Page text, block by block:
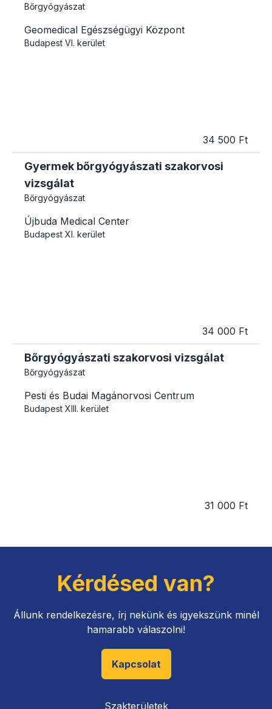
Bőrgyógyászat
Geomedical Egészségügyi Központ
Budapest VI. kerület
34 500 Ft
Gyermek bőrgyógyászati szakorvosi
vizsgálat
Bőrgyógyászat
Újbuda Medical Center
Budapest XI. kerület
34 000 Ft
Bőrgyógyászati szakorvosi vizsgálat
Bőrgyógyászat
Pesti és Budai Magánorvosi Centrum
Budapest XIII. kerület
31 000 Ft
Kérdésed van?
Állunk rendelkezésre, írj nekünk és igyekszünk minél
hamarabb válaszolni!
Kapcsolat
Szakterületek